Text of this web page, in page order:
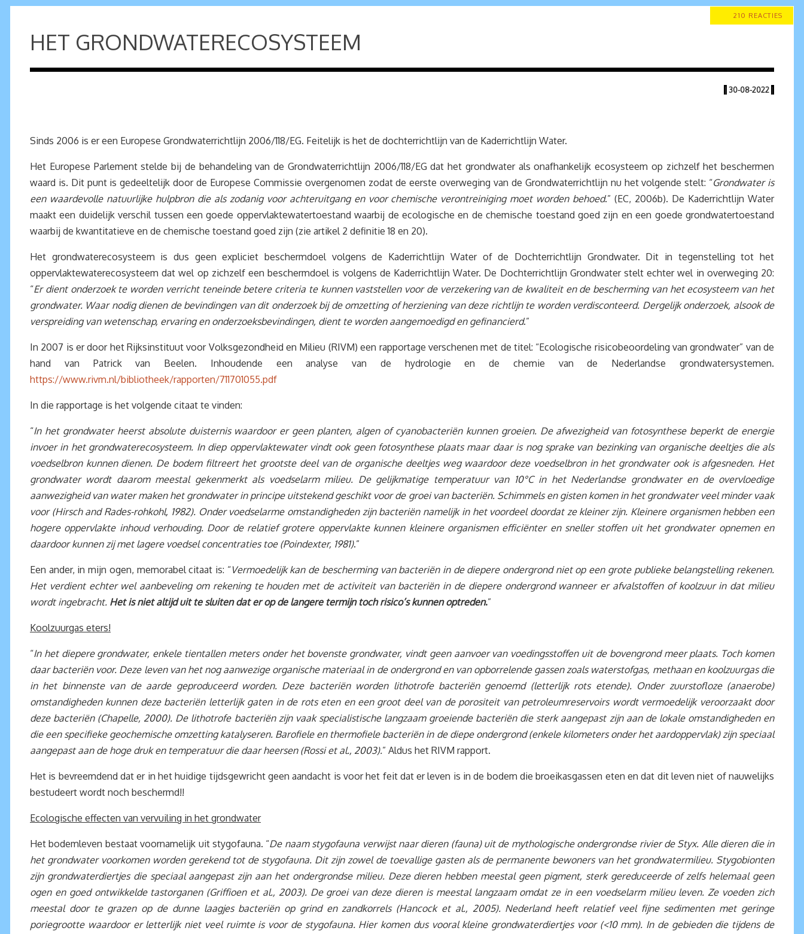
210 REACTIES
HET GRONDWATERECOSYSTEEM
| 30-08-2022 |
Sinds 2006 is er een Europese Grondwaterrichtlijn 2006/118/EG. Feitelijk is het de dochterrichtlijn van de Kaderrichtlijn Water.
Het Europese Parlement stelde bij de behandeling van de Grondwaterrichtlijn 2006/118/EG dat het grondwater als onafhankelijk ecosysteem op zichzelf het beschermen
waard is. Dit punt is gedeeltelijk door de Europese Commissie overgenomen zodat de eerste overweging van de Grondwaterrichtlijn nu het volgende stelt: “Grondwater is
een waardevolle natuurlijke hulpbron die als zodanig voor achteruitgang en voor chemische verontreiniging moet worden behoed.” (EC, 2006b). De Kaderrichtlijn Water
maakt een duidelijk verschil tussen een goede oppervlaktewatertoestand waarbij de ecologische en de chemische toestand goed zijn en een goede grondwatertoestand
waarbij de kwantitatieve en de chemische toestand goed zijn (zie artikel 2 definitie 18 en 20).
Het grondwaterecosysteem is dus geen expliciet beschermdoel volgens de Kaderrichtlijn Water of de Dochterrichtlijn Grondwater. Dit in tegenstelling tot het
oppervlaktewaterecosysteem dat wel op zichzelf een beschermdoel is volgens de Kaderrichtlijn Water. De Dochterrichtlijn Grondwater stelt echter wel in overweging 20:
“Er dient onderzoek te worden verricht teneinde betere criteria te kunnen vaststellen voor de verzekering van de kwaliteit en de bescherming van het ecosysteem van het
grondwater. Waar nodig dienen de bevindingen van dit onderzoek bij de omzetting of herziening van deze richtlijn te worden verdisconteerd. Dergelijk onderzoek, alsook de
verspreiding van wetenschap, ervaring en onderzoeksbevindingen, dient te worden aangemoedigd en gefinancierd.”
In 2007 is er door het Rijksinstituut voor Volksgezondheid en Milieu (RIVM) een rapportage verschenen met de titel: “Ecologische risicobeoordeling van grondwater” van de
hand van Patrick van Beelen. Inhoudende een analyse van de hydrologie en de chemie van de Nederlandse grondwatersystemen.
https://www.rivm.nl/bibliotheek/rapporten/711701055.pdf
In die rapportage is het volgende citaat te vinden:
“In het grondwater heerst absolute duisternis waardoor er geen planten, algen of cyanobacteriën kunnen groeien. De afwezigheid van fotosynthese beperkt de energie
invoer in het grondwaterecosysteem. In diep oppervlaktewater vindt ook geen fotosynthese plaats maar daar is nog sprake van bezinking van organische deeltjes die als
voedselbron kunnen dienen. De bodem filtreert het grootste deel van de organische deeltjes weg waardoor deze voedselbron in het grondwater ook is afgesneden. Het
grondwater wordt daarom meestal gekenmerkt als voedselarm milieu. De gelijkmatige temperatuur van 10°C in het Nederlandse grondwater en de overvloedige
aanwezigheid van water maken het grondwater in principe uitstekend geschikt voor de groei van bacteriën. Schimmels en gisten komen in het grondwater veel minder vaak
voor (Hirsch and Rades-rohkohl, 1982). Onder voedselarme omstandigheden zijn bacteriën namelijk in het voordeel doordat ze kleiner zijn. Kleinere organismen hebben een
hogere oppervlakte inhoud verhouding. Door de relatief grotere oppervlakte kunnen kleinere organismen efficiënter en sneller stoffen uit het grondwater opnemen en
daardoor kunnen zij met lagere voedsel concentraties toe (Poindexter, 1981).”
Een ander, in mijn ogen, memorabel citaat is: “Vermoedelijk kan de bescherming van bacteriën in de diepere ondergrond niet op een grote publieke belangstelling rekenen.
Het verdient echter wel aanbeveling om rekening te houden met de activiteit van bacteriën in de diepere ondergrond wanneer er afvalstoffen of koolzuur in dat milieu
wordt ingebracht. Het is niet altijd uit te sluiten dat er op de langere termijn toch risico’s kunnen optreden.”
Koolzuurgas eters!
“In het diepere grondwater, enkele tientallen meters onder het bovenste grondwater, vindt geen aanvoer van voedingsstoffen uit de bovengrond meer plaats. Toch komen
daar bacteriën voor. Deze leven van het nog aanwezige organische materiaal in de ondergrond en van opborrelende gassen zoals waterstofgas, methaan en koolzuurgas die
in het binnenste van de aarde geproduceerd worden. Deze bacteriën worden lithotrofe bacteriën genoemd (letterlijk rots etende). Onder zuurstofloze (anaerobe)
omstandigheden kunnen deze bacteriën letterlijk gaten in de rots eten en een groot deel van de porositeit van petroleumreservoirs wordt vermoedelijk veroorzaakt door
deze bacteriën (Chapelle, 2000). De lithotrofe bacteriën zijn vaak specialistische langzaam groeiende bacteriën die sterk aangepast zijn aan de lokale omstandigheden en
die een specifieke geochemische omzetting katalyseren. Barofiele en thermofiele bacteriën in de diepe ondergrond (enkele kilometers onder het aardoppervlak) zijn speciaal
aangepast aan de hoge druk en temperatuur die daar heersen (Rossi et al., 2003).” Aldus het RIVM rapport.
Het is bevreemdend dat er in het huidige tijdsgewricht geen aandacht is voor het feit dat er leven is in de bodem die broeikasgassen eten en dat dit leven niet of nauwelijks
bestudeert wordt noch beschermd!!
Ecologische effecten van vervuiling in het grondwater
Het bodemleven bestaat voornamelijk uit stygofauna. “De naam stygofauna verwijst naar dieren (fauna) uit de mythologische ondergrondse rivier de Styx. Alle dieren die in
het grondwater voorkomen worden gerekend tot de stygofauna. Dit zijn zowel de toevallige gasten als de permanente bewoners van het grondwatermilieu. Stygobionten
zijn grondwaterdiertjes die speciaal aangepast zijn aan het ondergrondse milieu. Deze dieren hebben meestal geen pigment, sterk gereduceerde of zelfs helemaal geen
ogen en goed ontwikkelde tastorganen (Griffioen et al., 2003). De groei van deze dieren is meestal langzaam omdat ze in een voedselarm milieu leven. Ze voeden zich
meestal door te grazen op de dunne laagjes bacteriën op grind en zandkorrels (Hancock et al., 2005). Nederland heeft relatief veel fijne sedimenten met geringe
poriegrootte waardoor er letterlijk niet veel ruimte is voor de stygofauna. Hier komen dus vooral kleine grondwaterdiertjes voor (<10 mm). In de gebieden die tijdens de